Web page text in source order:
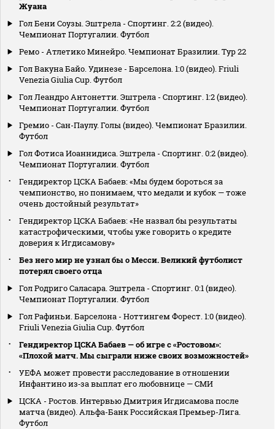
Жуана
Гол Бени Соузы. Эштрела - Спортинг. 2:2 (видео).
Чемпионат Португалии. Футбол
Ремо - Атлетико Минейро. Чемпионат Бразилии. Тур 22
Гол Вакуна Байо. Удинезе - Барселона. 1:0 (видео). Friuli
Venezia Giulia Cup. Футбол
Гол Леандро Антонетти. Эштрела - Спортинг. 1:2 (видео).
Чемпионат Португалии. Футбол
Гремио - Сан-Паулу. Голы (видео). Чемпионат Бразилии.
Футбол
Гол Фотиса Иоаннидиса. Эштрела - Спортинг. 0:2 (видео).
Чемпионат Португалии. Футбол
Гендиректор ЦСКА Бабаев: «Мы будем бороться за
чемпионство, но понимаем, что медали и кубок — тоже
очень достойный результат»
Гендиректор ЦСКА Бабаев: «Не назвал бы результаты
катастрофическими, чтобы уже говорить о кредите
доверия к Игдисамову»
Без него мир не узнал бы о Месси. Великий футболист
потерял своего отца
Гол Родриго Саласара. Эштрела - Спортинг. 0:1 (видео).
Чемпионат Португалии. Футбол
Гол Рафиньи. Барселона - Ноттингем Форест. 1:0 (видео).
Friuli Venezia Giulia Cup. Футбол
Гендиректор ЦСКА Бабаев — об игре с «Ростовом»:
«Плохой матч. Мы сыграли ниже своих возможностей»
УЕФА может провести расследование в отношении
Инфантино из‑за выплат его любовнице — СМИ
ЦСКА - Ростов. Интервью Дмитрия Игдисамова после
матча (видео). Альфа-Банк Российская Премьер-Лига.
Футбол